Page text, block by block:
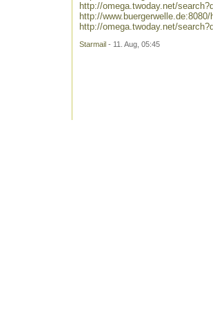
http://omega.twoday.net/
http://
http://omega.twoday.net/
Starmail - 11. Aug, 05:45